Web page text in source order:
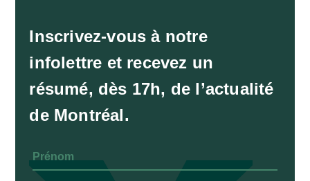
Inscrivez-vous à notre
infolettre et recevez un
résumé, dès 17h, de l’actualité
de Montréal.